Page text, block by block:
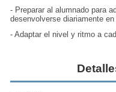
- Preparar al alumnado para
desenvolverse diariamente
- Adaptar el nivel y ritmo a